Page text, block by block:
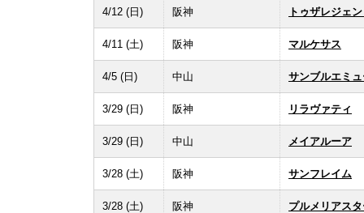
4/12 (日) 阪神 トゥザレジェ
4/11 (土) 阪神 マルケサス
4/5 (日) 中山 サンブルエミ
3/29 (日) 阪神 リラヴァティ
3/29 (日) 中山 メイアルーア
3/28 (土) 阪神 サンフレイム
3/28 (土) 阪神 プルメリアス